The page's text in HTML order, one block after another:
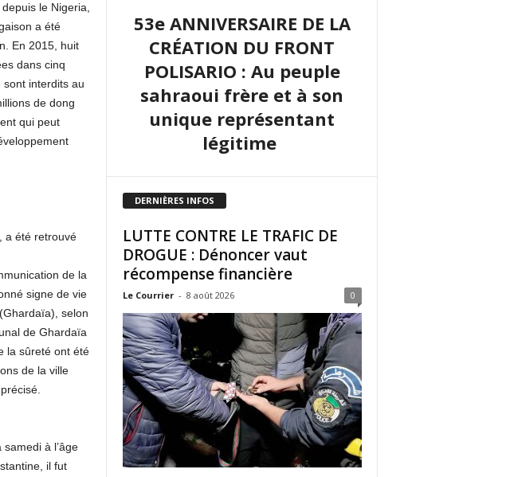
le Nigeria,
a été
En 2015, huit
dans cinq
sont interdits au
de dong
qui peut
a été retrouvé
de la
signe de vie
selon
de Ghardaïa
la sûreté ont été
de la ville
à l’âge
il fut
53e ANNIVERSAIRE DE LA
CRÉATION DU FRONT
POLISARIO : Au peuple
sahraoui frère et à son
unique représentant
légitime
DERNIÈRES INFOS
LUTTE CONTRE LE TRAFIC DE
DROGUE : Dénoncer vaut
récompense financière
Le Courrier - 8 août 2026 0